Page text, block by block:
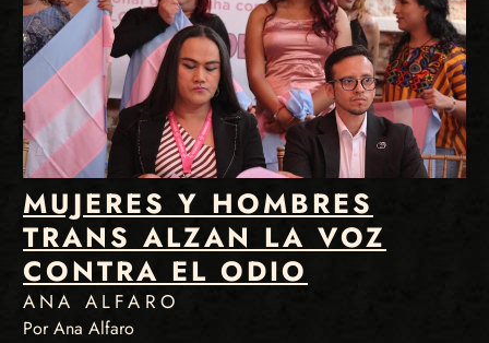
MUJERES Y HOMBRES
TRANS ALZAN LA VOZ
CONTRA EL ODIO
ANA ALFARO
Por Ana Alfaro